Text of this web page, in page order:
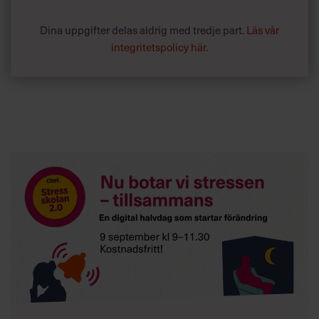
Dina uppgifter delas aldrig med tredje part. Läs vår
integritetspolicy här.